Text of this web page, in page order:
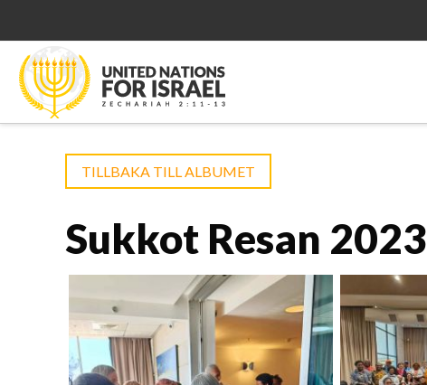
TILLBAKA TILL ALBUMET
Sukkot Resan 2023